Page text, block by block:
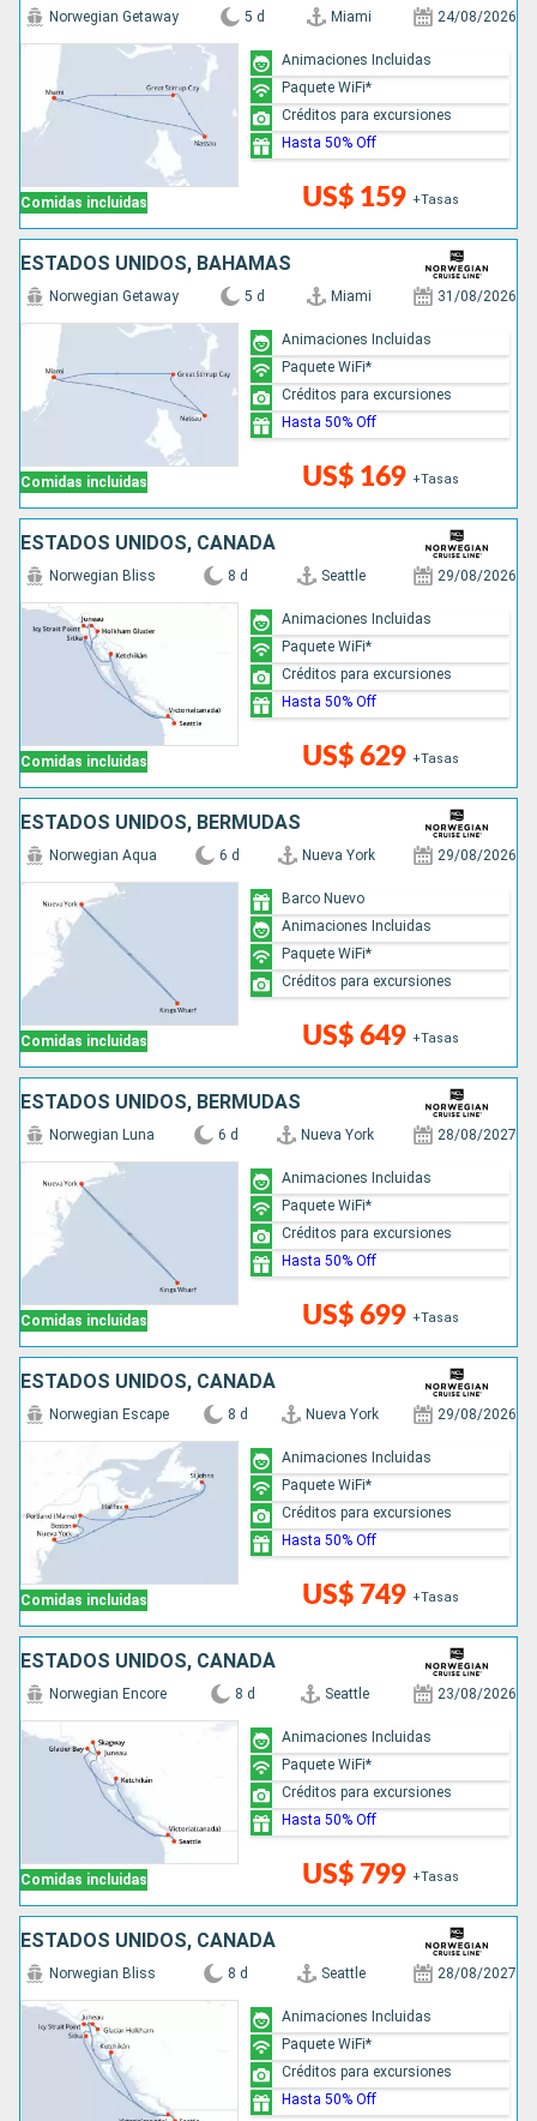
Comidas incluidas
Norwegian Getaway 5 d Miami 24/08/2026
US$ 159 +Tasas
Animaciones Incluidas
Paquete WiFi*
Créditos para excursiones
Hasta 50% Off
ESTADOS UNIDOS, BAHAMAS
Comidas incluidas
Norwegian Getaway 5 d Miami 31/08/2026
US$ 169 +Tasas
Animaciones Incluidas
Paquete WiFi*
Créditos para excursiones
Hasta 50% Off
ESTADOS UNIDOS, CANADÁ
Comidas incluidas
Norwegian Bliss 8 d Seattle 29/08/2026
US$ 629 +Tasas
Animaciones Incluidas
Paquete WiFi*
Créditos para excursiones
Hasta 50% Off
ESTADOS UNIDOS, BERMUDAS
Comidas incluidas
Norwegian Aqua 6 d Nueva York 29/08/2026
US$ 649 +Tasas
Barco Nuevo
Animaciones Incluidas
Paquete WiFi*
Créditos para excursiones
ESTADOS UNIDOS, BERMUDAS
Comidas incluidas
Norwegian Luna 6 d Nueva York 28/08/2027
US$ 699 +Tasas
Animaciones Incluidas
Paquete WiFi*
Créditos para excursiones
Hasta 50% Off
ESTADOS UNIDOS, CANADÁ
Comidas incluidas
Norwegian Escape 8 d Nueva York 29/08/2026
US$ 749 +Tasas
Animaciones Incluidas
Paquete WiFi*
Créditos para excursiones
Hasta 50% Off
ESTADOS UNIDOS, CANADÁ
Comidas incluidas
Norwegian Encore 8 d Seattle 23/08/2026
US$ 799 +Tasas
Animaciones Incluidas
Paquete WiFi*
Créditos para excursiones
Hasta 50% Off
ESTADOS UNIDOS, CANADÁ
Norwegian Bliss 8 d Seattle 28/08/2027
Animaciones Incluidas
Paquete WiFi*
Créditos para excursiones
Hasta 50% Off